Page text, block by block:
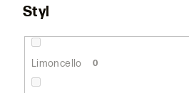
Styl
Limoncello 0